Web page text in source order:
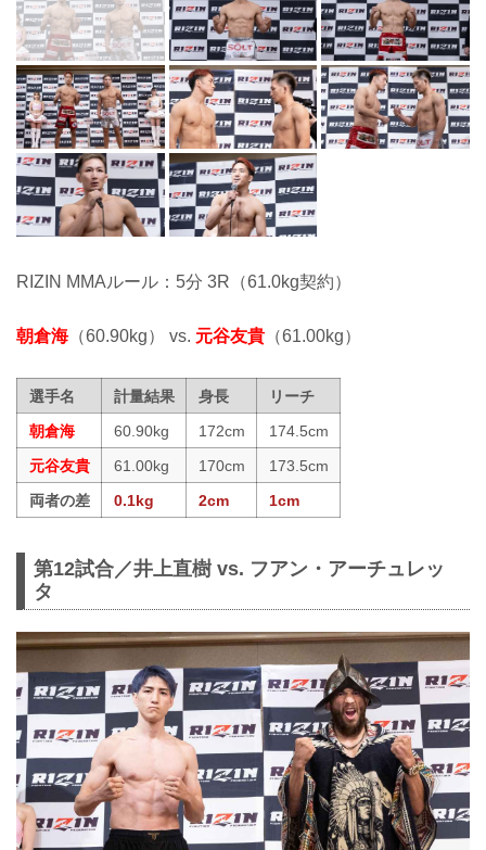
RIZIN MMAルール：5分 3R（61.0kg契約）
朝倉海（60.90kg） vs. 元谷友貴 （61.00kg）
選手名 計量結果 身長
リーチ
朝倉海
60.90kg 172cm
174.5cm
元谷友貴
61.00kg 170cm
173.5cm
両者の差
0.1kg 2cm 1cm
第12試合／井上直樹 vs. フアン・アーチュレッ
タ